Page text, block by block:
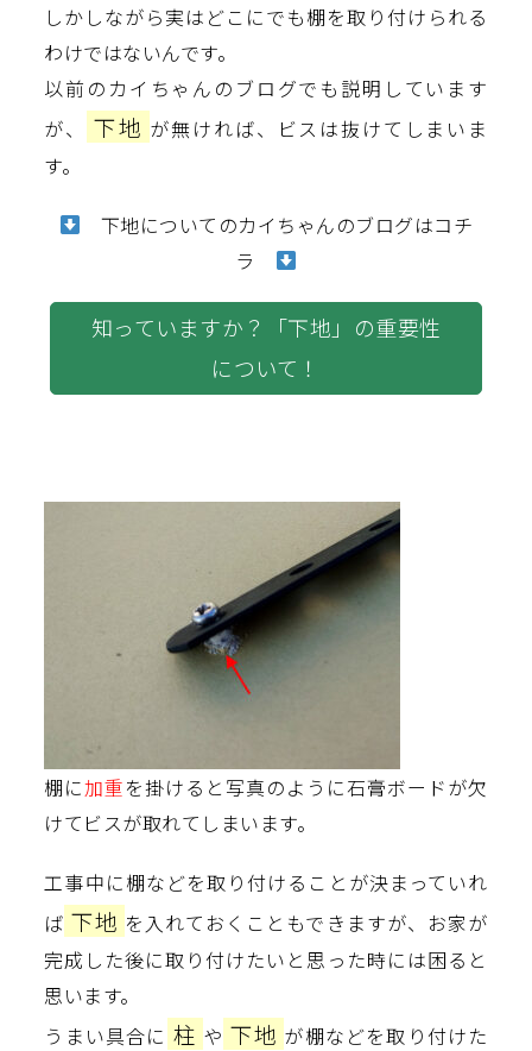
しかしながら実はどこにでも棚を取り付けられる
わけではないんです。
以前のカイちゃんのブログでも説明しています
が、
下地 が無ければ、ビスは抜けてしまいま
す。
下地についてのカイちゃんのブログはコチ
ラ
知っていますか？「下地」の重要性
について！
棚に加重を掛けると写真のように石膏ボードが欠
けてビスが取れてしまいます。
工事中に棚などを取り付けることが決まっていれ
ば 下地 を入れておくこともできますが、お家が
完成した後に取り付けたいと思った時には困ると
思います。
うまい具合に 柱 や 下地 が棚などを取り付けた